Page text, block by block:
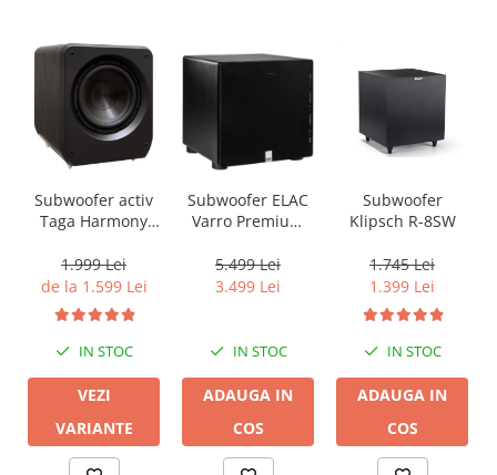
Subwoofer activ
Taga Harmony
v3
1.999 Lei
de la 1.599 Lei
IN STOC
VEZI
VARIANTE
Subwoofer ELAC
Varro Premium
500W, 20Hz,
AutoEQ Black
5.499 Lei
3.499 Lei
IN STOC
ADAUGA IN
COS
Subwoofer
Klipsch R-8SW
1.745 Lei
1.399 Lei
IN STOC
ADAUGA IN
COS